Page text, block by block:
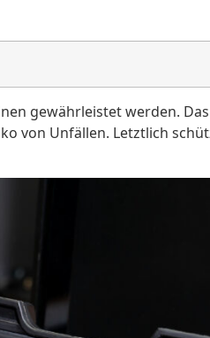
gewährleistet werden.
von Unfällen. Letztlich